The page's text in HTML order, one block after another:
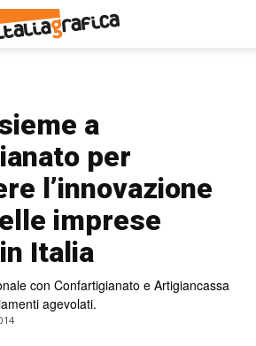
a
per
l’innovazione
imprese
Italia
con Confartigianato e Artigiancassa
agevolati.